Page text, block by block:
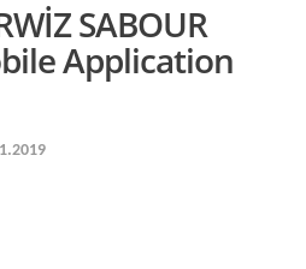
SABOUR
Application